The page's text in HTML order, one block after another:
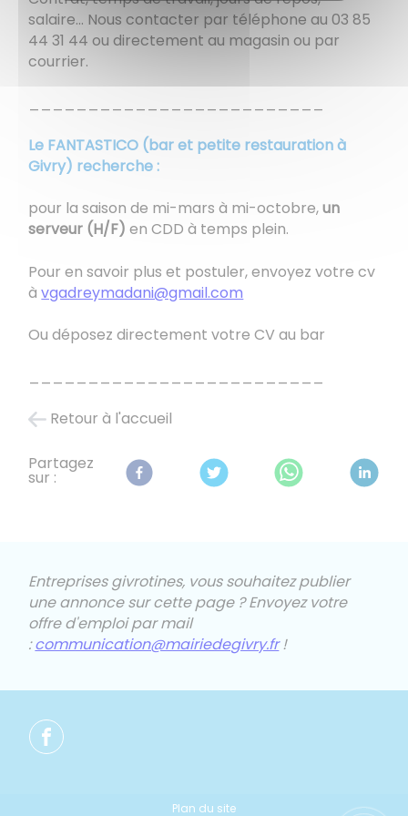
salaire... Nous contacter par téléphone au 03 85
44 31 44 ou directement au magasin ou par
courrier.
Le FANTASTICO (bar et petite restauration à
Givry) recherche :
pour la saison de mi-mars à mi-octobre,un
serveur (H/F)en CDD à temps plein.
Pour en savoir plus et postuler, envoyez votre cv
àvgadreymadani@gmail.com
Ou déposez directement votre CV au bar
Retour à l'accueil
Partagez
sur :
Entreprises givrotines, vous souhaitez publier
une annonce sur cette page ?Envoyez votre
offre d'emploi par mail
:communication@mairiedegivry.fr!
Plan du site